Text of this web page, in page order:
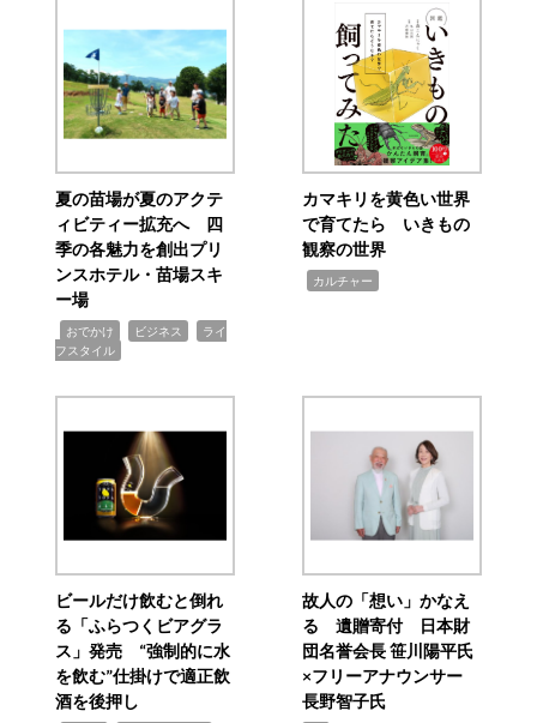
夏の苗場が夏のアクテ
ィビティー拡充へ 四
季の各魅力を創出プリ
ンスホテル・苗場スキ
ー場
おでかけ ビジネス
ライ
フスタイル
カマキリを黄色い世界
で育てたら いきもの
観察の世界
カルチャー
ビールだけ飲むと倒れ
る「ふらつくビアグラ
ス」発売 “強制的に水
を飲む”仕掛けで適正飲
酒を後押し
故人の「想い」かなえ
る 遺贈寄付 日本財
団名誉会長 笹川陽平氏
×フリーアナウンサー
長野智子氏